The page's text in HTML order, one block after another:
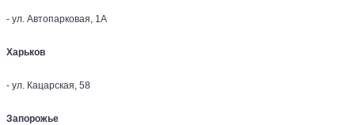
- ул. Автопарковая, 1А
Харьков
- ул. Кацарская, 58
Запорожье